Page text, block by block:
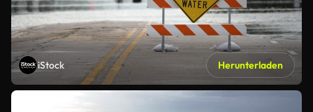
iStock Herunterladen